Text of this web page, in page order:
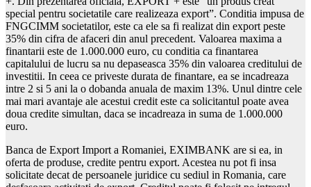
special pentru societatile care realizeaza export”. Conditia impusa de
FNGCIMM societatilor, este ca ele sa fi realizat din export peste
35% din cifra de afaceri din anul precedent. Valoarea maxima a
finantarii este de 1.000.000 euro, cu conditia ca finantarea
capitalului de lucru sa nu depaseasca 35% din valoarea creditului de
investitii. In ceea ce priveste durata de finantare, ea se incadreaza
intre 2 si 5 ani la o dobanda anuala de maxim 13%. Unul dintre cele
mai mari avantaje ale acestui credit este ca solicitantul poate avea
doua credite simultan, daca se incadreaza in suma de 1.000.000
euro.
Banca de Export Import a Romaniei, EXIMBANK are si ea, in
oferta de produse, credite pentru export. Acestea nu pot fi insa
solicitate decat de persoanele juridice cu sediul in Romania, care